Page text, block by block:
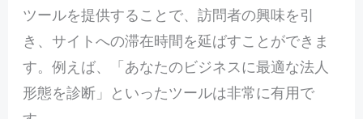
ツールを提供することで、訪問者の興味を引
き、サイトへの滞在時間を延ばすことができま
す。例えば、「あなたのビジネスに最適な法人
形態を診断」といったツールは非常に有用で